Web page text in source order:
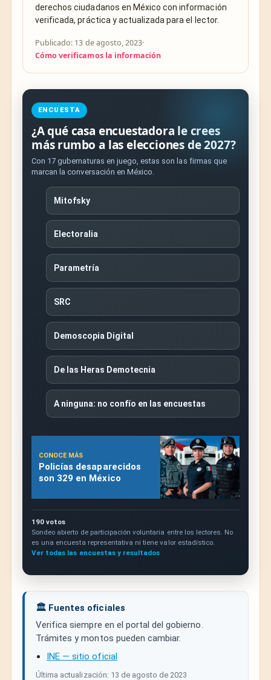
derechos ciudadanos en México con información
verificada, práctica y actualizada para el lector.
Publicado: 13 de agosto, 2023·
Cómo verificamos la información
ENCUESTA
¿A qué casa encuestadora le crees
más rumbo a las elecciones de 2027?
Con 17 gubernaturas en juego, estas son las firmas que
marcan la conversación en México.
Mitofsky
Electoralia
Parametría
SRC
Demoscopia Digital
De las Heras Demotecnia
A ninguna: no confío en las encuestas
CONOCE MÁS
Policías desaparecidos
son 329 en México
190 votos
Sondeo abierto de participación voluntaria entre los lectores. No
es una encuesta representativa ni tiene valor estadístico.
Ver todas las encuestas y resultados
🏛️ Fuentes oficiales
Verifica siempre en el portal del gobierno.
Trámites y montos pueden cambiar.
INE — sitio oficial
Última actualización: 13 de agosto de 2023